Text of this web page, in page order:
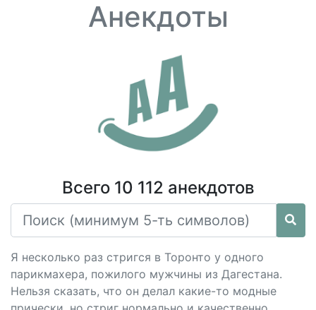
Анекдоты
Всего 10 112 анекдотов
Я несколько раз стригся в Торонто у одного
парикмахера, пожилого мужчины из Дагестана.
Нельзя сказать, что он делал какие-то модные